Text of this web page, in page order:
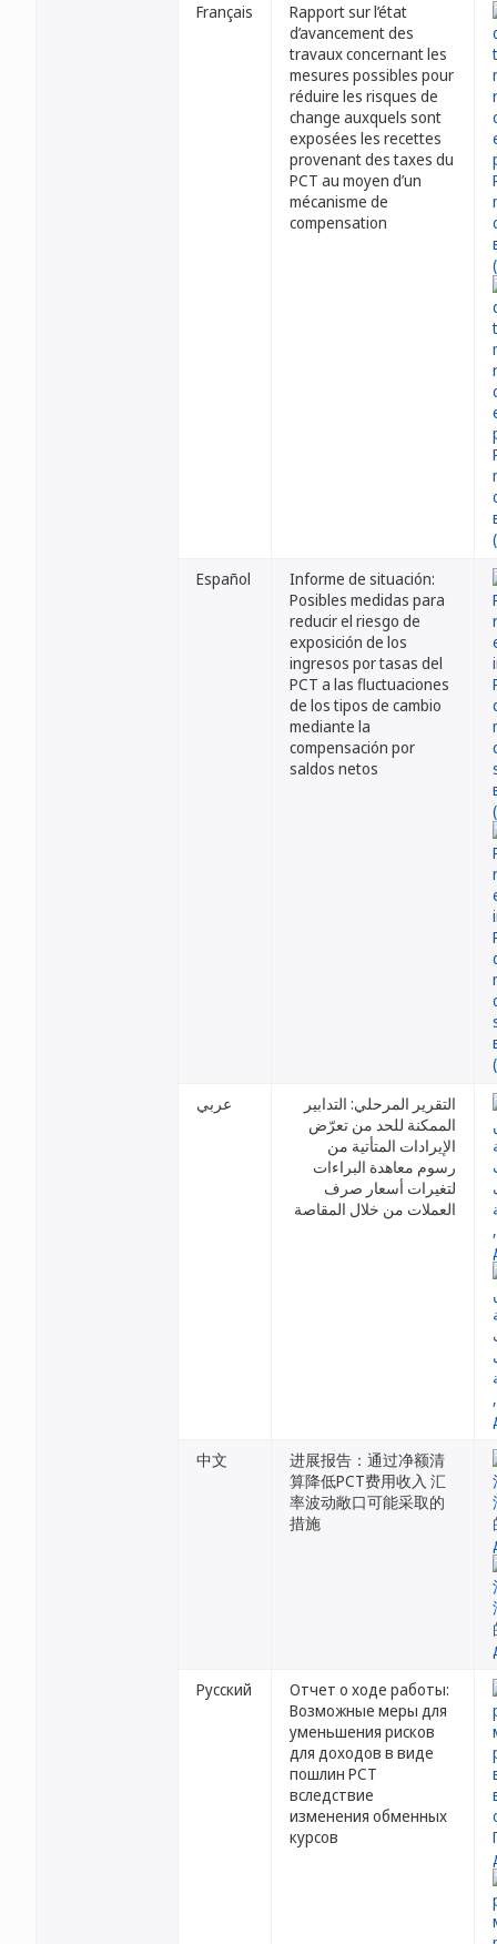
Français
Rapport sur l’état
d’avancement des
travaux concernant les
mesures possibles pour
réduire les risques de
change auxquels sont
exposées les recettes
provenant des taxes du
PCT au moyen d’un
mécanisme de
compensation
Español
Informe de situación:
Posibles medidas para
reducir el riesgo de
exposición de los
ingresos por tasas del
PCT a las fluctuaciones
de los tipos de cambio
mediante la
compensación por
saldos netos
عربي
التقرير المرحلي: التدابير
الممكنة للحد من تعرّض
الإيرادات المتأتية من
رسوم معاهدة البراءات
لتغيرات أسعار صرف
العملات من خلال المقاصة
中文
进展报告：通过净额清
算降低PCT费用收入 汇
率波动敞口可能采取的
措施
Русский
Отчет о ходе работы:
Возможные меры для
уменьшения рисков
для доходов в виде
пошлин PCT
вследствие
изменения обменных
курсов